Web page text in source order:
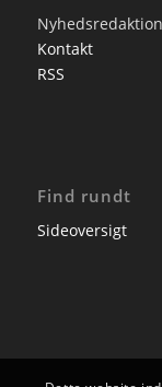
Nyhedsredaktion
Kontakt
RSS
Find rundt
Sideoversigt